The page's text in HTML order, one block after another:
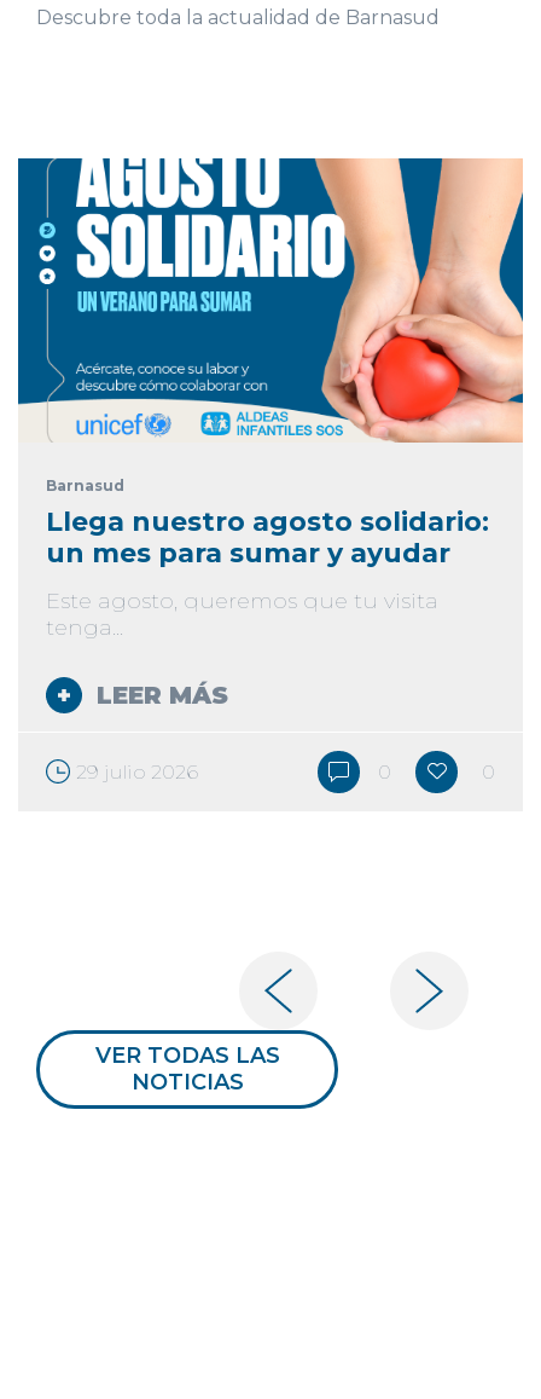
Descubre toda la actualidad de Barnasud
Barnasud
Llega nuestro agosto solidario:
un mes para sumar y ayudar
Este agosto, queremos que tu visita
tenga...
LEER MÁS
29 julio 2026 0 0
VER TODAS LAS
NOTICIAS